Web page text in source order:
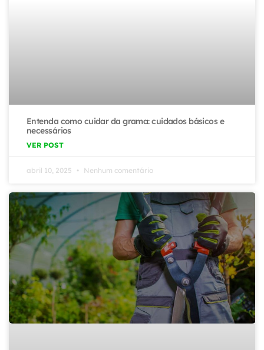
Entenda como cuidar da grama: cuidados básicos e
necessários
VER POST
abril 10, 2025 Nenhum comentário